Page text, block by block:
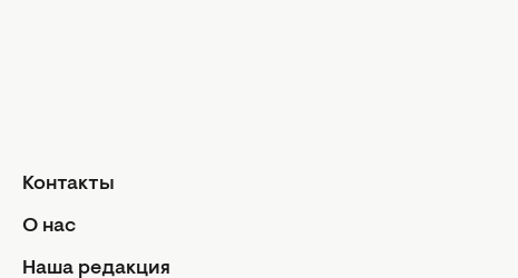
Контакты
О нас
Наша редакция
Фитнес